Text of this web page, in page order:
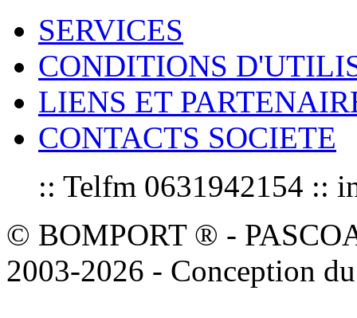
SERVICES
CONDITIONS
LIENS ET
CONTACTS SOCIETE
:: Telfm 0631942154 ::
© BOMPORT ® -
2003-2026 - Conception